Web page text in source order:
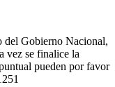
del Gobierno Nacional,
vez se finalice la
pueden por favor